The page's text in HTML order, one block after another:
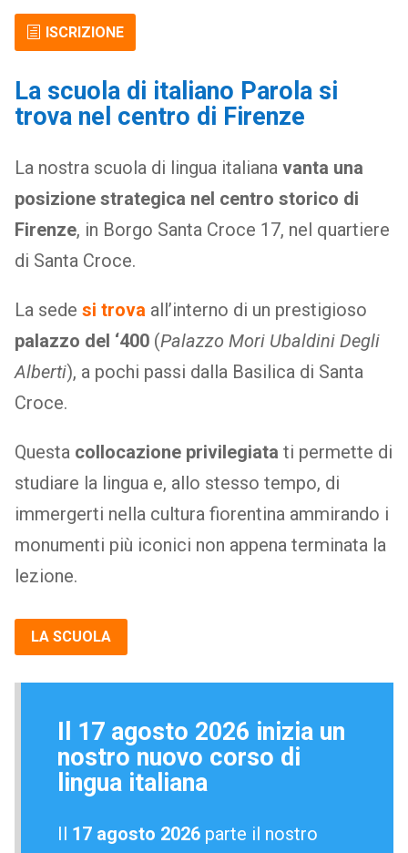
ISCRIZIONE
La scuola di italiano Parola si
trova nel centro di Firenze
La nostra scuola di lingua italiana vanta una
posizione strategica nel centro storico di
Firenze, in Borgo Santa Croce 17, nel quartiere
di Santa Croce.
La sede si trova all’interno di un prestigioso
palazzo del ‘400(Palazzo Mori Ubaldini Degli
Alberti), a pochi passi dalla Basilica di Santa
Croce.
Questa collocazione privilegiata ti permette di
studiare la lingua e, allo stesso tempo, di
immergerti nella cultura fiorentina ammirando i
monumenti più iconici non appena terminata la
lezione.
LA SCUOLA
Il 17 agosto 2026 inizia un
nostro nuovo corso di
lingua italiana
Il 17 agosto 2026 parte il nostro